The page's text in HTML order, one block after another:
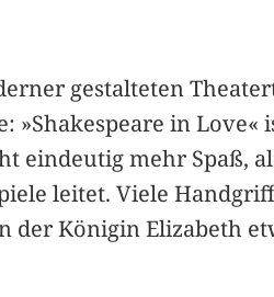
gestalteten
in Love«
mehr Spaß,
leitet. Viele
der Königin Elizabeth